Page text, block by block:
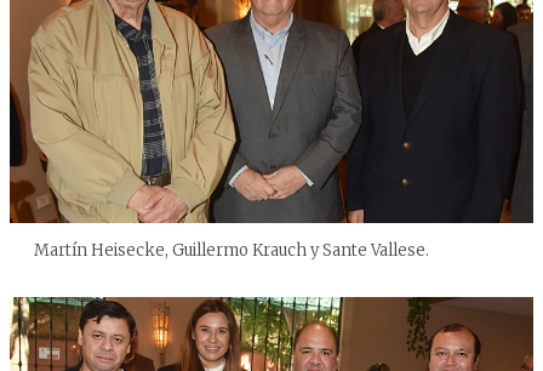
Martín Heisecke, Guillermo Krauch y Sante Vallese.